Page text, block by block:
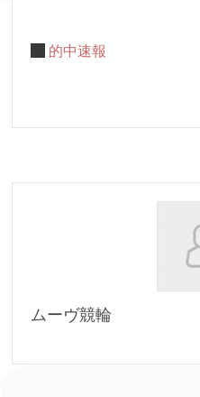
的中速報
ムーヴ競輪